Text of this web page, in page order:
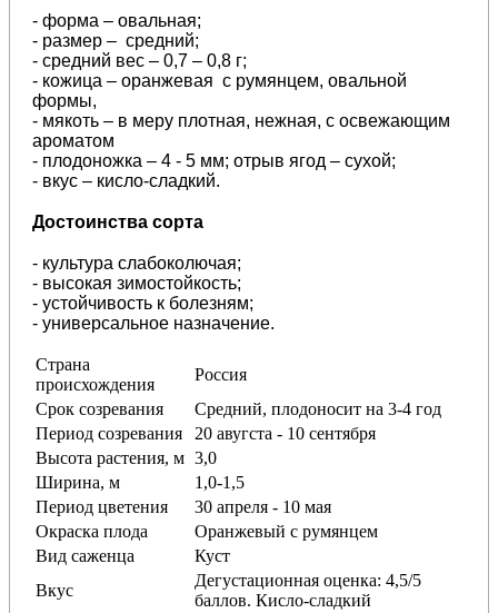
- форма – овальная;
- размер – средний;
- средний вес – 0,7 – 0,8 г;
- кожица – оранжевая с румянцем, овальной
формы,
- мякоть – в меру плотная, нежная, с освежающим
ароматом
- плодоножка – 4 - 5 мм; отрыв ягод – сухой;
- вкус – кисло-сладкий.
Достоинства сорта
- культура слабоколючая;
- высокая зимостойкость;
- устойчивость к болезням;
- универсальное назначение.
Страна
происхождения
Россия
Срок созревания
Средний, плодоносит на 3-4 год
Период созревания
20 авугста - 10 сентября
Высота растения, м 3,0
Ширина, м
1,0-1,5
Период цветения
30 апреля - 10 мая
Окраска плода
Оранжевый с румянцем
Вид саженца
Куст
Вкус
Дегустационная оценка: 4,5/5
баллов. Кисло-сладкий